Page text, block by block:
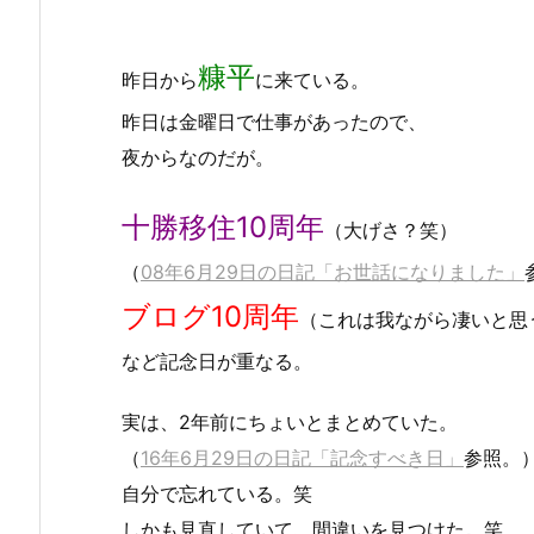
昨日から糠平に来ている。
昨日は金曜日で仕事があったので、
夜からなのだが。
十勝移住10周年 （大げさ？笑）
（08年6月29日の日記「お世話になりました」
ブログ10周年 （これは我ながら凄いと思
など記念日が重なる。
実は、2年前にちょいとまとめていた。
（16年6月29日の日記「記念すべき日」 参照。）
自分で忘れている。笑
しかも見直していて、間違いを見つけた。笑